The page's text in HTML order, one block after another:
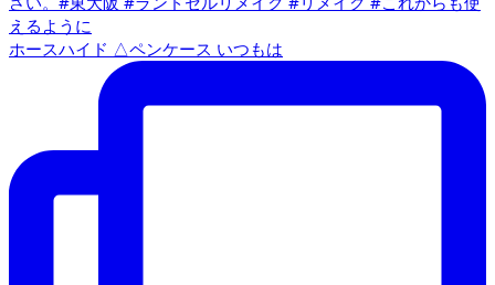
ホースハイド △ペンケース いつもは